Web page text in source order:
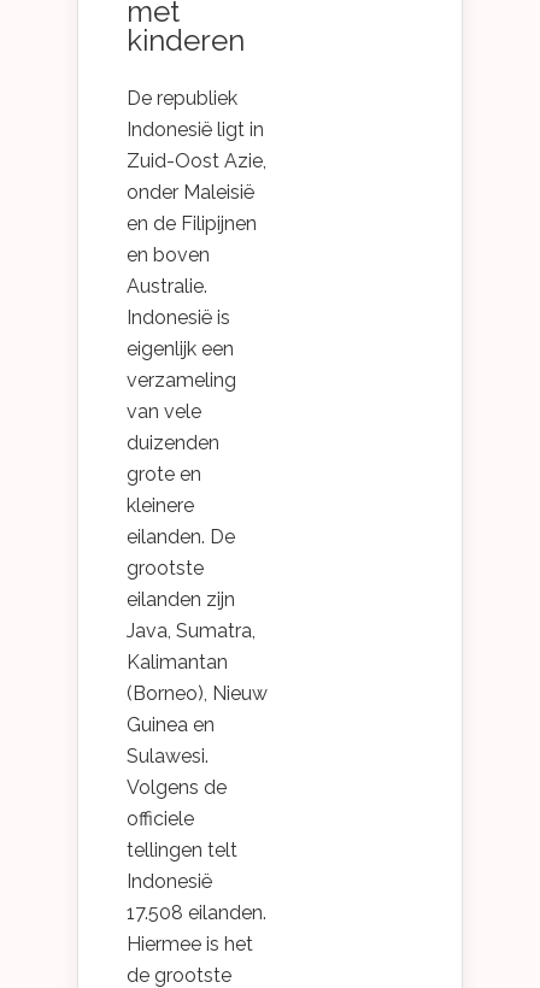
met
kinderen
De republiek
Indonesië ligt in
Zuid-Oost Azie,
onder Maleisië
en de Filipijnen
en boven
Australie.
Indonesië is
eigenlijk een
verzameling
van vele
duizenden
grote en
kleinere
eilanden. De
grootste
eilanden zijn
Java, Sumatra,
Kalimantan
(Borneo), Nieuw
Guinea en
Sulawesi.
Volgens de
officiele
tellingen telt
Indonesië
17.508 eilanden.
Hiermee is het
de grootste